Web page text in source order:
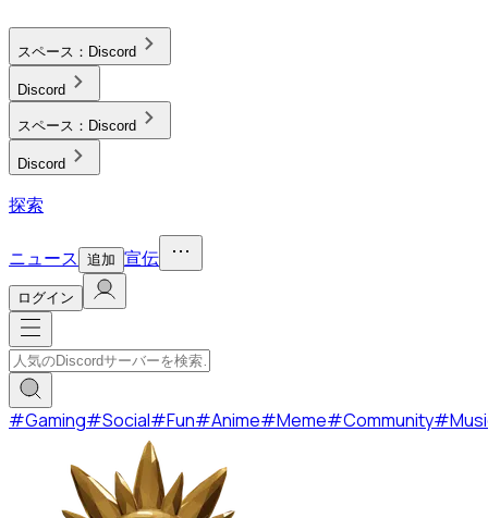
スペース： Discord
Discord
スペース： Discord
Discord
探索
ニュース 追加 宣伝
ログイン
#Gaming#Social#Fun#Anime#Meme#Community#